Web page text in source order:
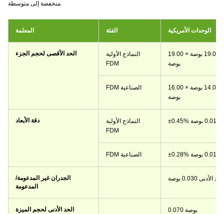
المعلمة الفئة الوحدات الأمريكية
الحد الأقصى لحجم الجزء
النماذج الأولية
FDM
حتى 19.00 بوصة × 19.00 بوصة × 19.00
بوصة
FDM الصناعية
حتى 16.00 بوصة × 14.00 بوصة × 16.00
بوصة
دقة الأبعاد
النماذج الأولية
FDM
FDM الصناعية
الجدران غير المدعومة/
المدعومة
الأدنى 0.030 بوصة
الحد الأدنى لحجم الميزة 0.070 بوصة